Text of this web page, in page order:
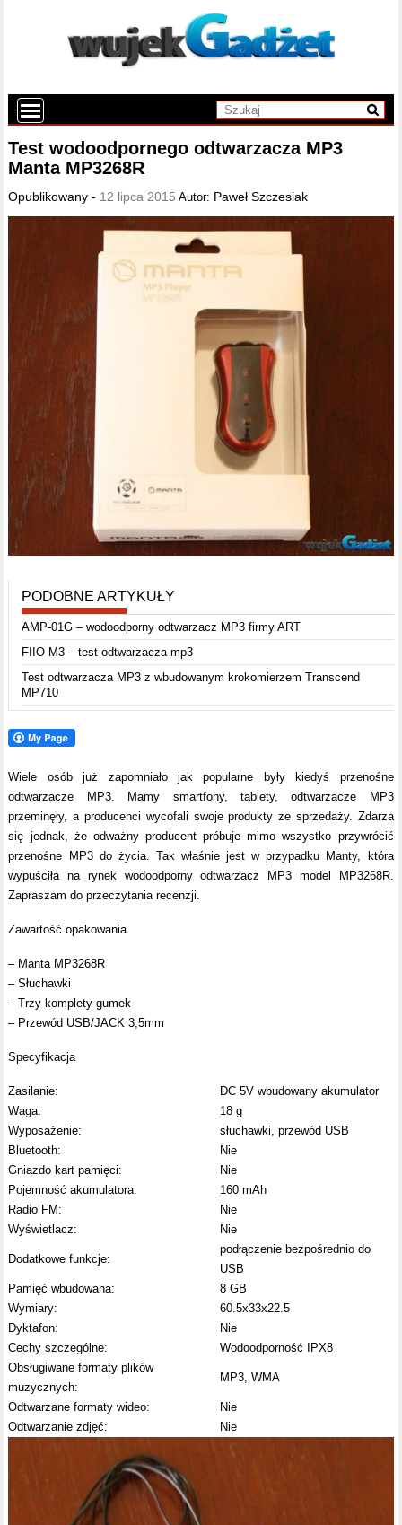
Test wodoodpornego odtwarzacza MP3
Manta MP3268R
Opublikowany - 12 lipca 2015 Autor: Paweł Szczesiak
PODOBNE ARTYKUŁY
AMP-01G – wodoodporny odtwarzacz MP3 firmy ART
FIIO M3 – test odtwarzacza mp3
Test odtwarzacza MP3 z wbudowanym krokomierzem Transcend
MP710
Wiele osób już zapomniało jak popularne były kiedyś przenośne
odtwarzacze MP3. Mamy smartfony, tablety, odtwarzacze MP3
przeminęły, a producenci wycofali swoje produkty ze sprzedaży. Zdarza
się jednak, że odważny producent próbuje mimo wszystko przywrócić
przenośne MP3 do życia. Tak właśnie jest w przypadku Manty, która
wypuściła na rynek wodoodporny odtwarzacz MP3 model MP3268R.
Zapraszam do przeczytania recenzji.
Zawartość opakowania
– Manta MP3268R
– Słuchawki
– Trzy komplety gumek
– Przewód USB/JACK 3,5mm
Specyfikacja
Zasilanie:
DC 5V wbudowany akumulator
Waga:
18 g
Wyposażenie:
słuchawki, przewód USB
Bluetooth:
Nie
Gniazdo kart pamięci:
Nie
Pojemność akumulatora:
160 mAh
Radio FM:
Nie
Wyświetlacz:
Nie
Dodatkowe funkcje:
podłączenie bezpośrednio do
USB
Pamięć wbudowana:
8 GB
Wymiary:
60.5x33x22.5
Dyktafon:
Nie
Cechy szczególne:
Wodoodporność IPX8
Obsługiwane formaty plików
muzycznych:
MP3, WMA
Odtwarzane formaty wideo:
Nie
Odtwarzanie zdjęć:
Nie